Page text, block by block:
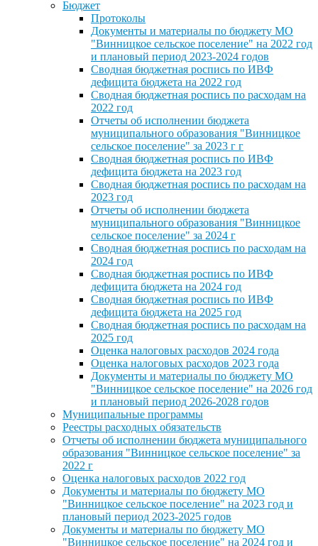
Бюджет
Протоколы
Документы и материалы по бюджету МО
"Винницкое сельское поселение" на 2022 год
и плановый период 2023-2024 годов
Сводная бюджетная роспись по ИВФ
дефицита бюджета на 2022 год
Сводная бюджетная роспись по расходам на
2022 год
Отчеты об исполнении бюджета
муниципального образования "Винницкое
сельское поселение" за 2023 г г
Сводная бюджетная роспись по ИВФ
дефицита бюджета на 2023 год
Сводная бюджетная роспись по расходам на
2023 год
Отчеты об исполнении бюджета
муниципального образования "Винницкое
сельское поселение" за 2024 г
Сводная бюджетная роспись по расходам на
2024 год
Сводная бюджетная роспись по ИВФ
дефицита бюджета на 2024 год
Сводная бюджетная роспись по ИВФ
дефицита бюджета на 2025 год
Сводная бюджетная роспись по расходам на
2025 год
Оценка налоговых расходов 2024 года
Оценка налоговых расходов 2023 года
Документы и материалы по бюджету МО
"Винницкое сельское поселение" на 2026 год
и плановый период 2026-2028 годов
Муниципальные программы
Реестры расходных обязательств
Отчеты об исполнении бюджета муниципального
образования "Винницкое сельское поселение" за
2022 г
Оценка налоговых расходов 2022 год
Документы и материалы по бюджету МО
"Винницкое сельское поселение" на 2023 год и
плановый период 2023-2025 годов
Документы и материалы по бюджету МО
"Винницкое сельское поселение" на 2024 год и